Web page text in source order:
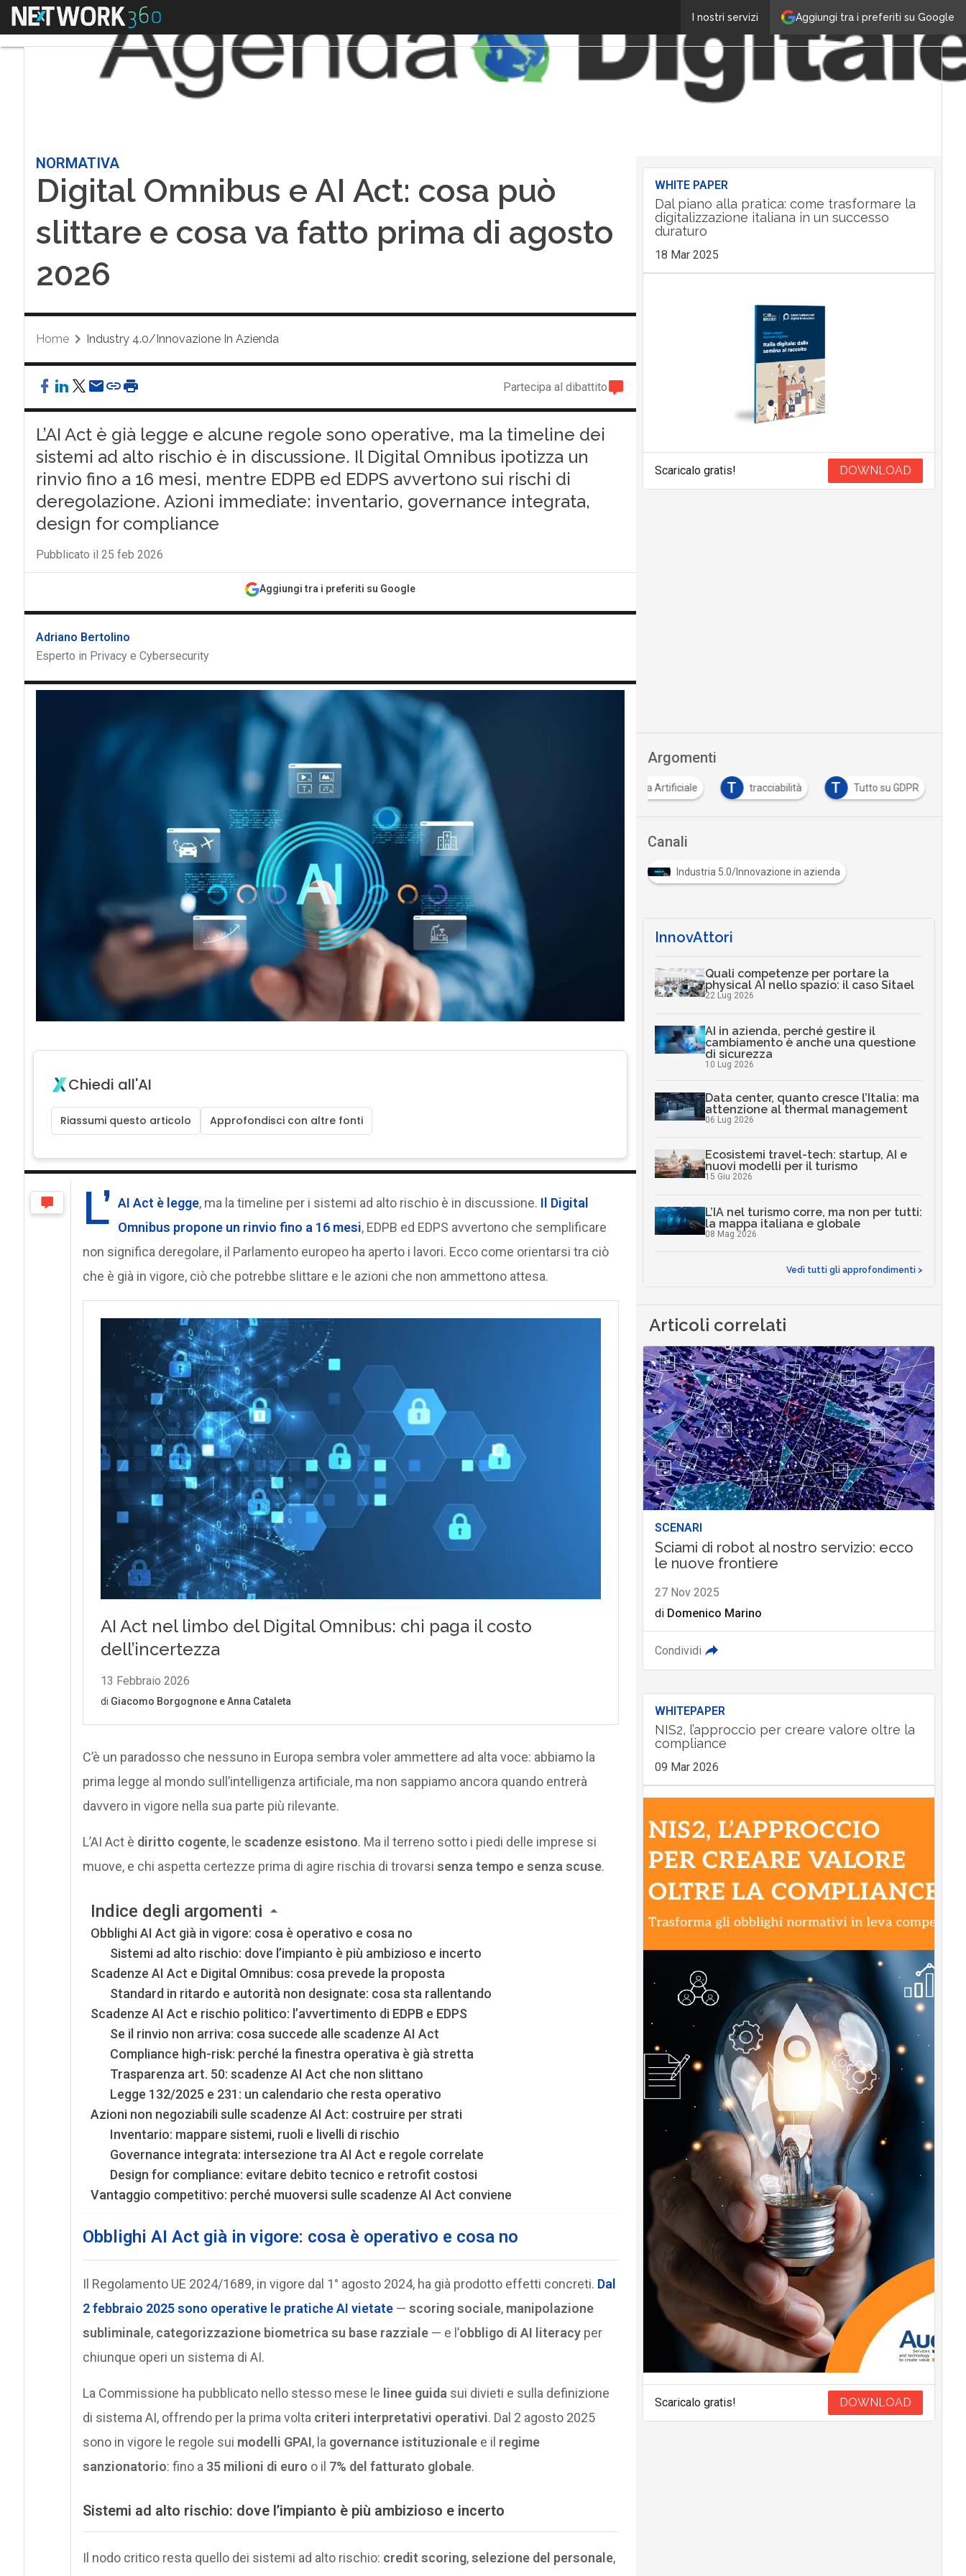
Aggiungi tra i preferiti su Google
I nostri servizi
Menu
NORMATIVA
Digital Omnibus e AI Act: cosa può
slittare e cosa va fatto prima di agosto
2026
Home Industry 4.0/Innovazione In Azienda
Partecipa al dibattito
L’AI Act è già legge e alcune regole sono operative, ma la timeline dei
sistemi ad alto rischio è in discussione. Il Digital Omnibus ipotizza un
rinvio fino a 16 mesi, mentre EDPB ed EDPS avvertono sui rischi di
deregolazione. Azioni immediate: inventario, governance integrata,
design for compliance
Pubblicato il 25 feb 2026
Aggiungi tra i preferiti su Google
Adriano Bertolino
Esperto in Privacy e Cybersecurity
Chiedi all'AI
Riassumi questo articolo Approfondisci con altre fonti
L’ AI Act è legge, ma la timeline per i sistemi ad alto rischio è in discussione. Il Digital
Omnibus propone un rinvio fino a 16 mesi, EDPB ed EDPS avvertono che semplificare
non significa deregolare, il Parlamento europeo ha aperto i lavori. Ecco come orientarsi tra ciò
che è già in vigore, ciò che potrebbe slittare e le azioni che non ammettono attesa.
C’è un paradosso che nessuno in Europa sembra voler ammettere ad alta voce: abbiamo la
prima legge al mondo sull’intelligenza artificiale, ma non sappiamo ancora quando entrerà
davvero in vigore nella sua parte più rilevante.
L’AI Act è diritto cogente, le scadenze esistono. Ma il terreno sotto i piedi delle imprese si
muove, e chi aspetta certezze prima di agire rischia di trovarsi senza tempo e senza scuse.
Indice degli argomenti
Obblighi AI Act già in vigore: cosa è operativo e cosa no
Sistemi ad alto rischio: dove l’impianto è più ambizioso e incerto
Scadenze AI Act e Digital Omnibus: cosa prevede la proposta
Standard in ritardo e autorità non designate: cosa sta rallentando
Scadenze AI Act e rischio politico: l’avvertimento di EDPB e EDPS
Se il rinvio non arriva: cosa succede alle scadenze AI Act
Compliance high-risk: perché la finestra operativa è già stretta
Trasparenza art. 50: scadenze AI Act che non slittano
Legge 132/2025 e 231: un calendario che resta operativo
Azioni non negoziabili sulle scadenze AI Act: costruire per strati
Inventario: mappare sistemi, ruoli e livelli di rischio
Governance integrata: intersezione tra AI Act e regole correlate
Design for compliance: evitare debito tecnico e retrofit costosi
Vantaggio competitivo: perché muoversi sulle scadenze AI Act conviene
Obblighi AI Act già in vigore: cosa è operativo e cosa no
Il Regolamento UE 2024/1689, in vigore dal 1° agosto 2024, ha già prodotto effetti concreti. Dal
2 febbraio 2025 sono operative le pratiche AI vietate— scoring sociale, manipolazione
subliminale, categorizzazione biometrica su base razziale— e l’obbligo di AI literacyper
chiunque operi un sistema di AI.
La Commissione ha pubblicato nello stesso mese le linee guida sui divieti e sulla definizione
di sistema AI, offrendo per la prima volta criteri interpretativi operativi. Dal 2 agosto 2025
sono in vigore le regole sui modelli GPAI, la governance istituzionalee il regime
sanzionatorio: fino a 35 milioni di euro o il 7% del fatturato globale.
Sistemi ad alto rischio: dove l’impianto è più ambizioso e incerto
Il nodo critico resta quello dei sistemi ad alto rischio: credit scoring,selezione del personale,
WHITE PAPER
Dal piano alla pratica: come trasformare la
digitalizzazione italiana in un successo
duraturo
18 Mar 2025
Scaricalo gratis! DOWNLOAD
Argomenti
Intelligenza Artificiale T tracciabilità T Tutto su GDPR
Canali
Industria 5.0/Innovazione in azienda
InnovAttori
Quali competenze per portare la
physical AI nello spazio: il caso Sitael
22 Lug 2026
AI in azienda, perché gestire il
cambiamento è anche una questione
di sicurezza
10 Lug 2026
Data center, quanto cresce l’Italia: ma
attenzione al thermal management
06 Lug 2026
Ecosistemi travel-tech: startup, AI e
nuovi modelli per il turismo
15 Giu 2026
L’IA nel turismo corre, ma non per tutti:
la mappa italiana e globale
08 Mag 2026
Vedi tutti gli approfondimenti >
Articoli correlati
SCENARI
Sciami di robot al nostro servizio: ecco
le nuove frontiere
27 Nov 2025
di Domenico Marino
Condividi
WHITEPAPER
NIS2, l’approccio per creare valore oltre la
compliance
09 Mar 2026
Scaricalo gratis! DOWNLOAD